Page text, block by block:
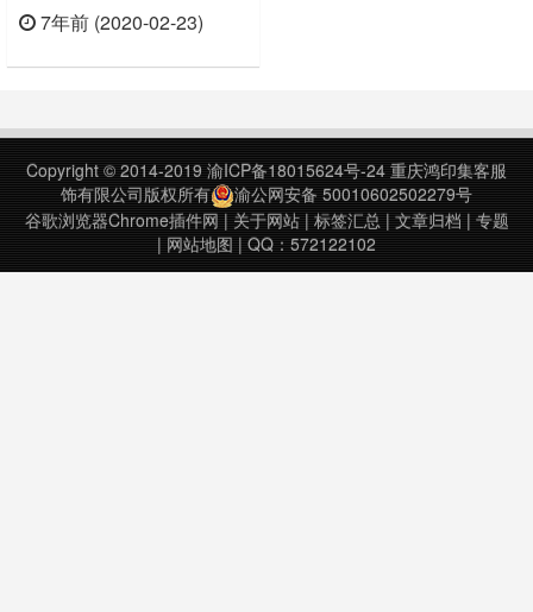
库和搜索引擎，从而帮助用户实现一
据您的实际情况，选择您所属的高校
构，直接点击Free PDFs ……
7年前 (2020-02-23)
Copyright © 2014-2019 渝ICP备18015624号-24 重庆鸿印集客服
饰有限公司版权所有
渝公网安备 50010602502279号
谷歌浏览器Chrome插件网 | 关于网站| 标签汇总| 文章归档 | 专题
| 网站地图 | QQ：572122102